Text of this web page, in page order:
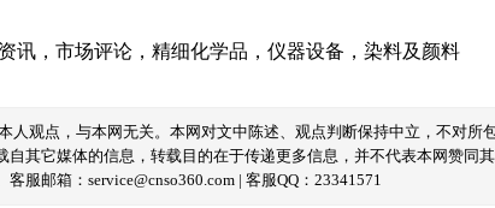
讯 ， 市场评论 ， 精细化学品 ， 仪器设备 ， 染料及颜料
人观点，与本网无关。本网对文中陈述、观点判断保持中立，不对
自其它媒体的信息，转载目的在于传递更多信息，并不代表本网赞
服邮箱：service@cnso360.com | 客服QQ：23341571